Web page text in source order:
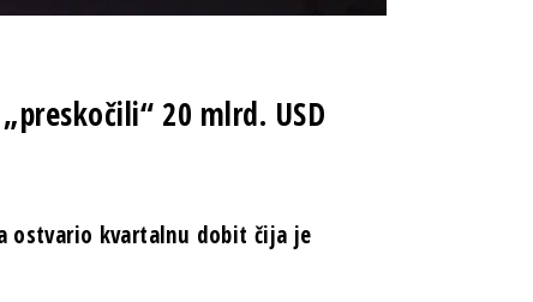
20 mlrd. USD
kvartalnu dobit čija je